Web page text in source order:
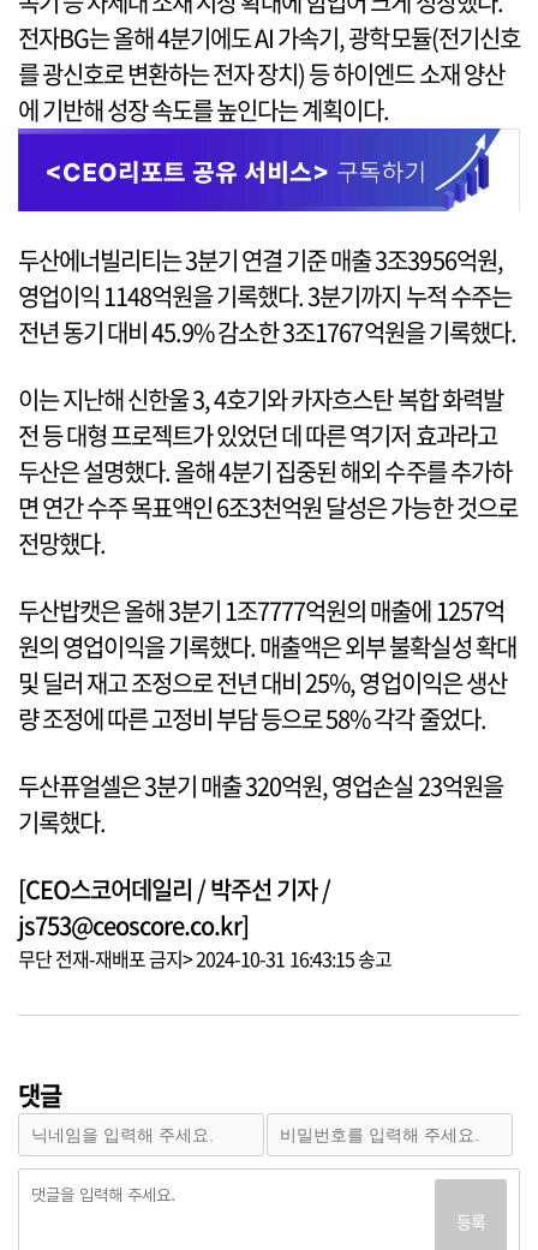
전자BG는 올해 4분기에도 AI 가속기, 광학모듈(전기신호
를 광신호로 변환하는 전자 장치) 등 하이엔드 소재 양산
에 기반해 성장 속도를 높인다는 계획이다.
두산에너빌리티는 3분기 연결 기준 매출 3조3956억원,
영업이익 1148억원을 기록했다. 3분기까지 누적 수주는
전년 동기 대비 45.9% 감소한 3조1767억원을 기록했다.
이는 지난해 신한울 3, 4호기와 카자흐스탄 복합 화력발
전 등 대형 프로젝트가 있었던 데 따른 역기저 효과라고
두산은 설명했다. 올해 4분기 집중된 해외 수주를 추가하
면 연간 수주 목표액인 6조3천억원 달성은 가능한 것으로
전망했다.
두산밥캣은 올해 3분기 1조7777억원의 매출에 1257억
원의 영업이익을 기록했다. 매출액은 외부 불확실성 확대
및 딜러 재고 조정으로 전년 대비 25%, 영업이익은 생산
량 조정에 따른 고정비 부담 등으로 58% 각각 줄었다.
두산퓨얼셀은 3분기 매출 320억원, 영업손실 23억원을
기록했다.
[CEO스코어데일리 / 박주선 기자 /
js753@ceoscore.co.kr]
무단 전재-재배포 금지> 2024-10-31 16:43:15 송고
댓글
등록